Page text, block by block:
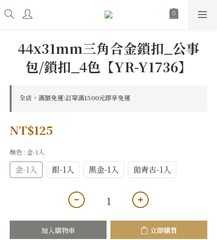
44x31mm三角合金鎖扣_公事
包/鎖扣_4色【YR-Y1736】
全店，滿額免運:訂單滿1500元即享免運
NT$125
顏色 : 金-1入
金-1入 銀-1入 黑金-1入 拋青古-1入
加入購物車 立即購買